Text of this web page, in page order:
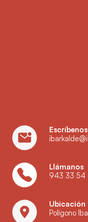
Escríbenos
Llámanos
943 33 54
Ubicación
Polígono